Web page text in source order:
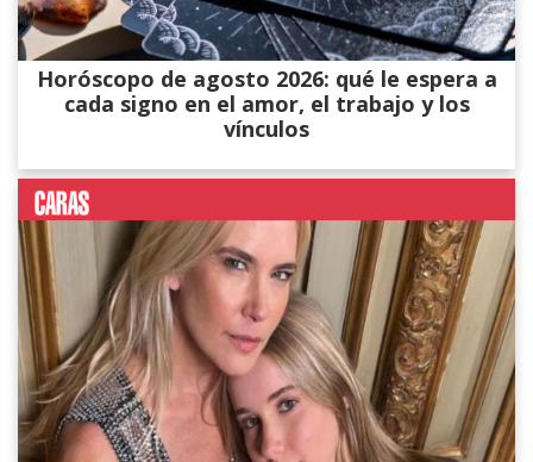
Horóscopo de agosto 2026: qué le espera a
cada signo en el amor, el trabajo y los
vínculos